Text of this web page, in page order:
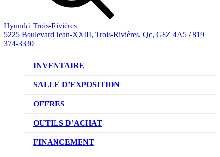
Hyundai Trois-Rivières
5225 Boulevard Jean-XXIII, Trois-Rivières, Qc, G8Z 4A5 / 819
374-3330
INVENTAIRE
VÉHICULES NEUFS
VÉHICULES D’OCCASION
SALLE D’EXPOSITION
OFFRES
OFFRE DE VÉHICULES NEUFS
OFFRES DU CONCESSIONNAIRE
OUTILS D’ACHAT
CL!QUEZ ET ACHETEZ HYUNDAI
FINANCEMENT